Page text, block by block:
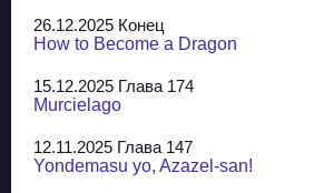
26.12.2025 Конец
How to Become a Dragon
15.12.2025 Глава 174
Murcielago
12.11.2025 Глава 147
Yondemasu yo, Azazel-san!